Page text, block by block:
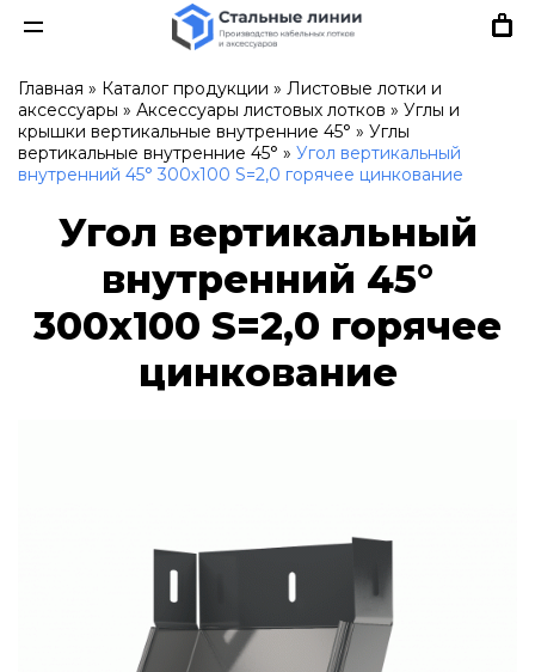
Главная » Каталог продукции » Листовые лотки и
аксессуары » Аксессуары листовых лотков » Углы и
крышки вертикальные внутренние 45° » Углы
вертикальные внутренние 45° » Угол вертикальный
внутренний 45° 300х100 S=2,0 горячее цинкование
Угол вертикальный
внутренний 45°
300х100 S=2,0 горячее
цинкование